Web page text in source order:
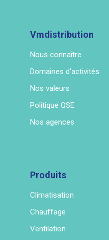
Vmdistribution
Nous connaître
Domaines d'activités
Nos valeurs
Politique QSE
Nos agences
Produits
Climatisation
Chauffage
Ventilation